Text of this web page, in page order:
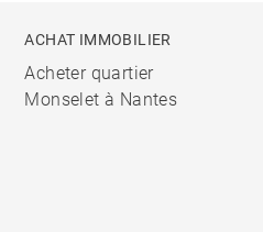
ACHAT IMMOBILIER
Acheter quartier
Monselet à Nantes